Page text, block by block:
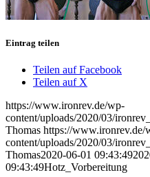
Eintrag teilen
Teilen auf Facebook
Teilen auf X
https://www.ironrev.de/wp-
content/uploads/2020/03/
Thomas https://www.ironrev.de/
content/uploads/2020/03/
Thomas2020-06-01 09:43:49
09:43:49Hotz_Vorbereitung